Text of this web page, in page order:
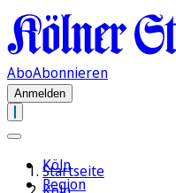
AboAbonnieren
Anmelden
Köln
Region
Startseite